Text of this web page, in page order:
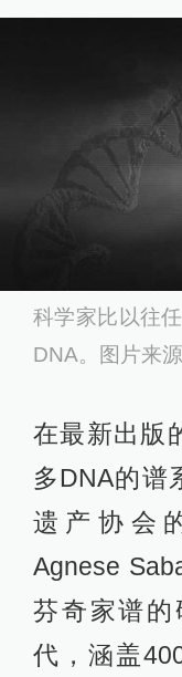
科学家比以往
DNA。图片来
在最新出版
多DNA的谱
遗产协会
Agnese
芬奇家谱
代，涵盖